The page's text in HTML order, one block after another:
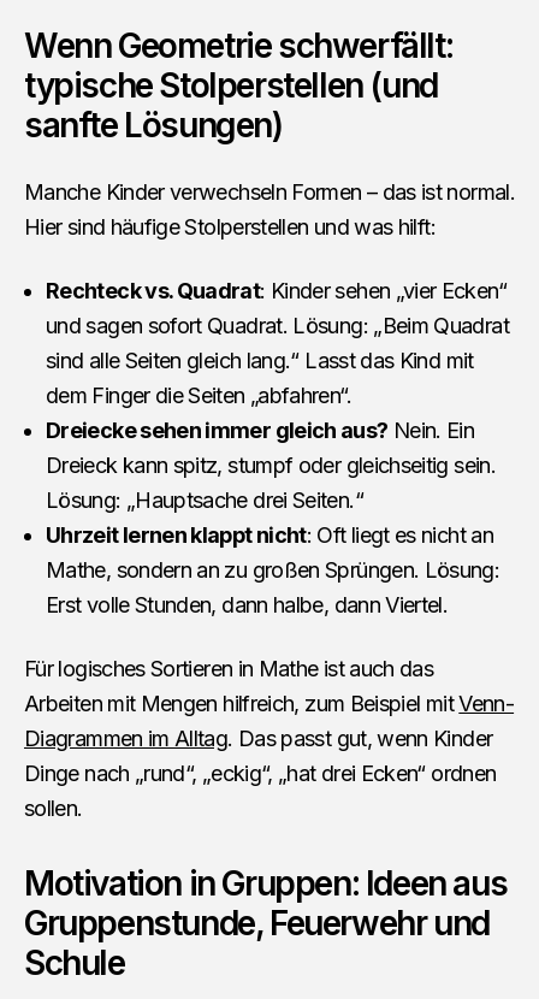
Wenn Geometrie schwerfällt:
typische Stolperstellen (und
sanfte Lösungen)
Manche Kinder verwechseln Formen – das ist normal.
Hier sind häufige Stolperstellen und was hilft:
Rechteck vs. Quadrat: Kinder sehen „vier Ecken“
und sagen sofort Quadrat. Lösung: „Beim Quadrat
sind alle Seiten gleich lang.“ Lasst das Kind mit
dem Finger die Seiten „abfahren“.
Dreiecke sehen immer gleich aus? Nein. Ein
Dreieck kann spitz, stumpf oder gleichseitig sein.
Lösung: „Hauptsache drei Seiten.“
Uhrzeit lernen klappt nicht: Oft liegt es nicht an
Mathe, sondern an zu großen Sprüngen. Lösung:
Erst volle Stunden, dann halbe, dann Viertel.
Für logisches Sortieren in Mathe ist auch das
Arbeiten mit Mengen hilfreich, zum Beispiel mitVenn-
Diagrammen im Alltag. Das passt gut, wenn Kinder
Dinge nach „rund“, „eckig“, „hat drei Ecken“ ordnen
sollen.
Motivation in Gruppen: Ideen aus
Gruppenstunde, Feuerwehr und
Schule